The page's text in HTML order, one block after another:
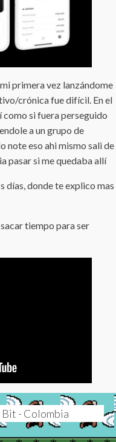
primera vez lanzándome
crónica fue difícil. En el
como si fuera perseguido
a un grupo de
note eso ahi mismo sali de
pasar si me quedaba allí
días, donde te explico mas
tiempo para ser
- Colombia